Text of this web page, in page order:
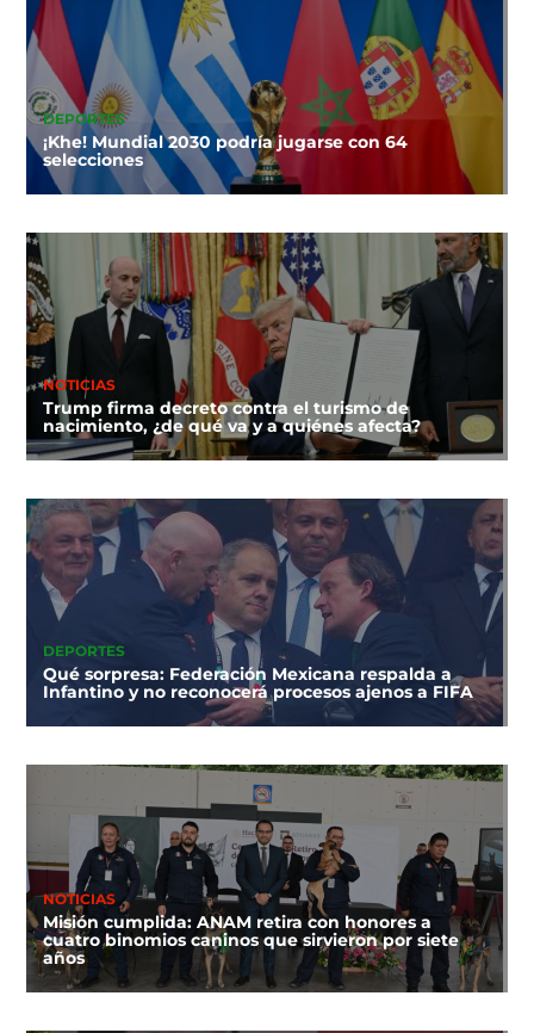
DEPORTES
¡Khe! Mundial 2030 podría jugarse con 64
selecciones
NOTICIAS
Trump firma decreto contra el turismo de
nacimiento, ¿de qué va y a quiénes afecta?
DEPORTES
Qué sorpresa: Federación Mexicana respalda a
Infantino y no reconocerá procesos ajenos a FIFA
NOTICIAS
Misión cumplida: ANAM retira con honores a
cuatro binomios caninos que sirvieron por siete
años